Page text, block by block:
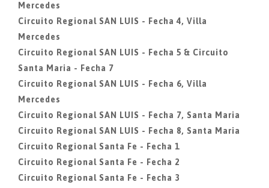
Mercedes
Circuito Regional SAN LUIS - Fecha 4, Villa
Mercedes
Circuito Regional SAN LUIS - Fecha 5 & Circuito
Santa Maria - Fecha 7
Circuito Regional SAN LUIS - Fecha 6, Villa
Mercedes
Circuito Regional SAN LUIS - Fecha 7, Santa Maria
Circuito Regional SAN LUIS - Fecha 8, Santa Maria
Circuito Regional Santa Fe - Fecha 1
Circuito Regional Santa Fe - Fecha 2
Circuito Regional Santa Fe - Fecha 3